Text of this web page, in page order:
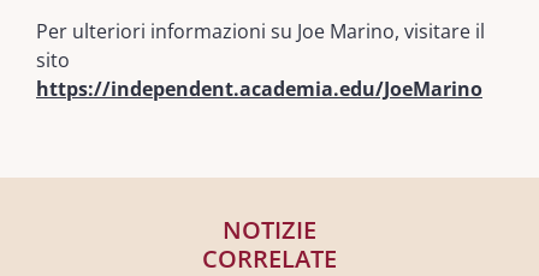
Per ulteriori informazioni su Joe Marino, visitare il
sito
https://independent.academia.edu/JoeMarino
NOTIZIE
CORRELATE